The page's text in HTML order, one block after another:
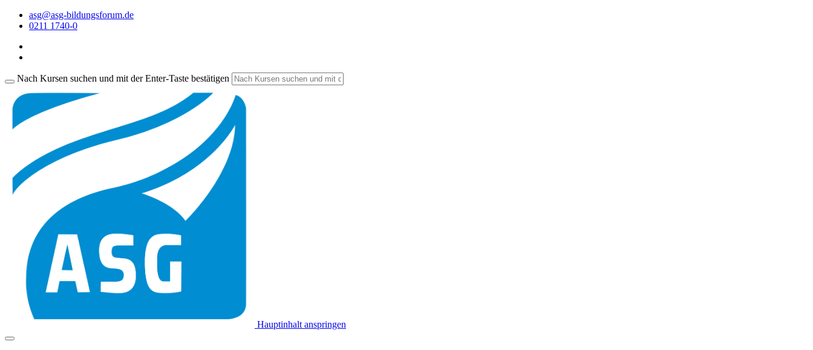
asg@asg-bildungsforum.de
0211 1740-0
Nach Kursen suchen und mit der Enter-Taste bestätigen
Hauptinhalt anspringen